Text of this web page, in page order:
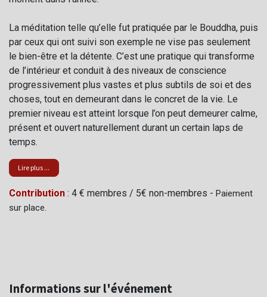
La méditation telle qu’elle fut pratiquée par le Bouddha, puis
par ceux qui ont suivi son exemple ne vise pas seulement
le bien-être et la détente. C’est une pratique qui transforme
de l’intérieur et conduit à des niveaux de conscience
progressivement plus vastes et plus subtils de soi et des
choses, tout en demeurant dans le concret de la vie. Le
premier niveau est atteint lorsque l’on peut demeurer calme,
présent et ouvert naturellement durant un certain laps de
temps.
Lire plus ...
Contribution : 4 € membres / 5€ non-membres - Paiement
sur place.
Informations sur l'événement